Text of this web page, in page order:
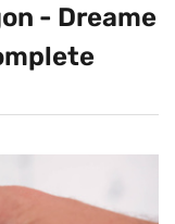
- Dreame